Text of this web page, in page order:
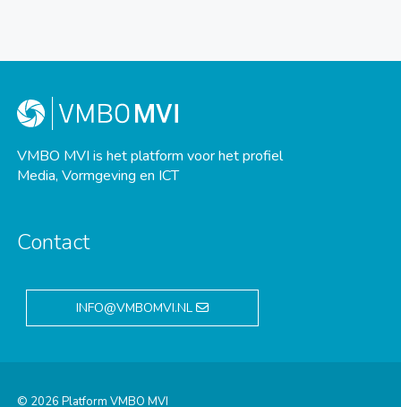
VMBO MVI is het platform voor het profiel
Media, Vormgeving en ICT
Contact
INFO@VMBOMVI.NL
© 2026 Platform VMBO MVI